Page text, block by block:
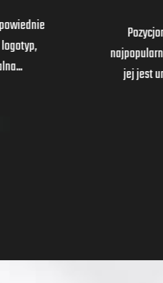
to obecnie
reklamy. Celem
pozycji.